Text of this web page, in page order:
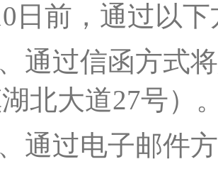
日前，通过以
通过信函方式
北大道27号）
通过电子邮件